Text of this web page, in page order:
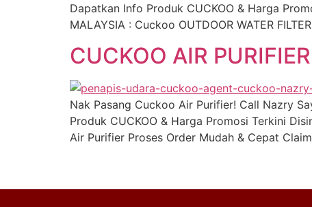
Dapatkan Info Produk CUCKOO & Harga
MALAYSIA : Cuckoo OUTDOOR WATER
CUCKOO AIR
Nak Pasang Cuckoo Air Purifier! Call Nazry
Produk CUCKOO & Harga Promosi Terkini
Air Purifier Proses Order Mudah & Cepat